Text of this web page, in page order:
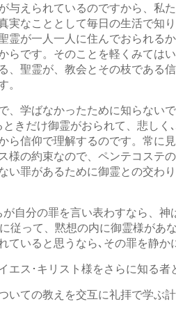
与えられているのですから、
実なこととして毎日の生活で
霊が一人一人に住んでおられる
です。そのことを軽くみては
、聖霊が、教会とその枝であ
。
、学ばなかったために知らない
きだけ御霊がおられて、悲し
ら信仰で理解するのです。常に
様の約束なので、ペンテコス
い罪があるために御霊との交
自分の罪を言い表わすなら、
って、黙想の内に御霊様があ
いると思うなら､その罪を静か
ス･キリスト様をさらに知る者
いての教えを交互に礼拝で学